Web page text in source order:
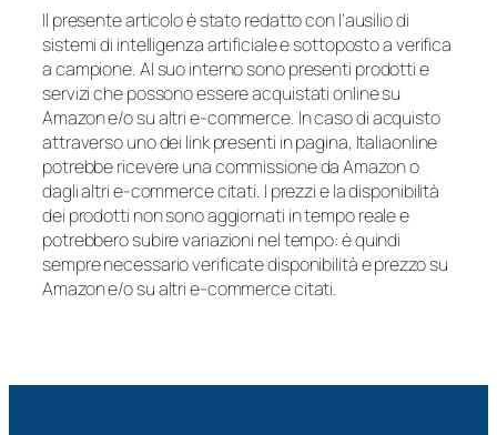
Il presente articolo è stato redatto con l’ausilio di
sistemi di intelligenza artificiale e sottoposto a verifica
a campione. Al suo interno sono presenti prodotti e
servizi che possono essere acquistati online su
Amazon e/o su altri e-commerce. In caso di acquisto
attraverso uno dei link presenti in pagina, Italiaonline
potrebbe ricevere una commissione da Amazon o
dagli altri e-commerce citati. I prezzi e la disponibilità
dei prodotti non sono aggiornati in tempo reale e
potrebbero subire variazioni nel tempo: è quindi
sempre necessario verificate disponibilità e prezzo su
Amazon e/o su altri e-commerce citati.